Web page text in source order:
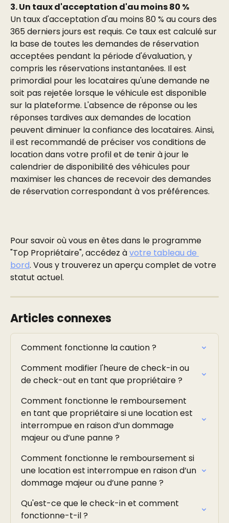
3. Un taux d'acceptation d'au moins 80 %
Un taux d'acceptation d'au moins 80 % au cours des
365 derniers jours est requis. Ce taux est calculé sur
la base de toutes les demandes de réservation
acceptées pendant la période d'évaluation, y
compris les réservations instantanées. Il est
primordial pour les locataires qu'une demande ne
soit pas rejetée lorsque le véhicule est disponible
sur la plateforme. L'absence de réponse ou les
réponses tardives aux demandes de location
peuvent diminuer la confiance des locataires. Ainsi,
il est recommandé de préciser vos conditions de
location dans votre profil et de tenir à jour le
calendrier de disponibilité des véhicules pour
maximiser les chances de recevoir des demandes
de réservation correspondant à vos préférences.
Pour savoir où vous en êtes dans le programme
"Top Propriétaire", accédez à votre tableau de
bord. Vous y trouverez un aperçu complet de votre
statut actuel.
Articles connexes
Comment fonctionne la caution ?
Comment modifier l'heure de check-in ou
de check-out en tant que propriétaire ?
Comment fonctionne le remboursement
en tant que propriétaire si une location est
interrompue en raison d’un dommage
majeur ou d’une panne ?
Comment fonctionne le remboursement si
une location est interrompue en raison d’un
dommage majeur ou d’une panne ?
Qu'est-ce que le check-in et comment
fonctionne-t-il ?